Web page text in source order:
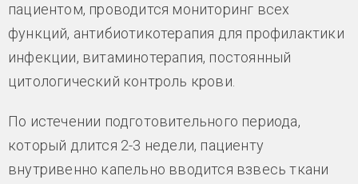
пациентом, проводится мониторинг всех
функций, антибиотикотерапия для профилактики
инфекции, витаминотерапия, постоянный
цитологический контроль крови.
По истечении подготовительного периода,
который длится 2-3 недели, пациенту
внутривенно капельно вводится взвесь ткани